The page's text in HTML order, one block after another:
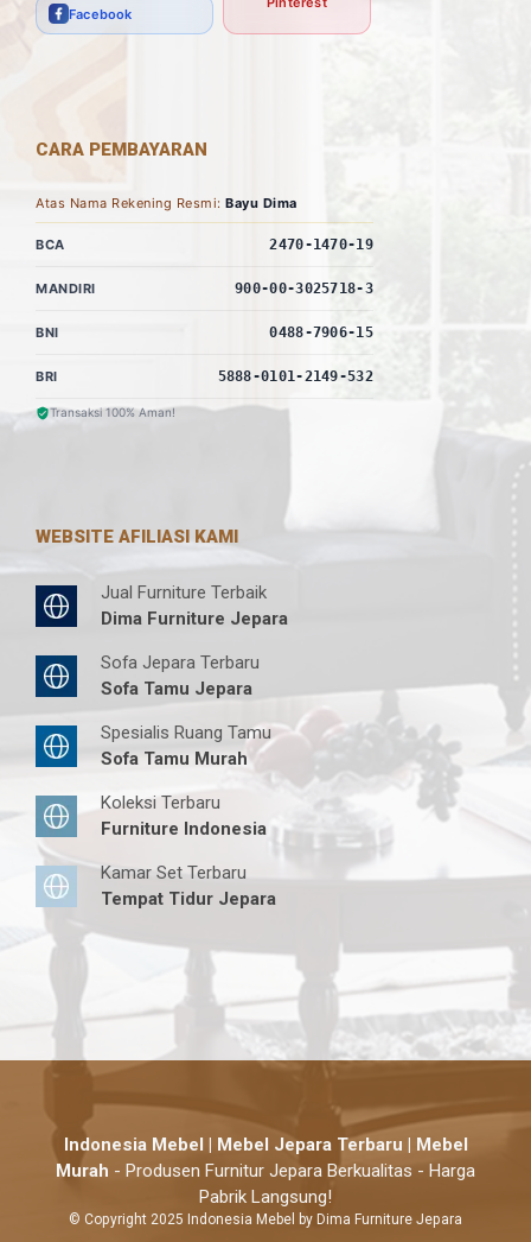
Facebook
CARA PEMBAYARAN
Atas Nama Rekening Resmi: Bayu Dima
BCA 2470-1470-19
MANDIRI 900-00-3025718-3
BNI 0488-7906-15
BRI 5888-0101-2149-532
Transaksi 100% Aman!
WEBSITE AFILIASI KAMI
Jual Furniture Terbaik
Dima Furniture Jepara
Sofa Jepara Terbaru
Sofa Tamu Jepara
Spesialis Ruang Tamu
Sofa Tamu Murah
Koleksi Terbaru
Furniture Indonesia
Kamar Set Terbaru
Tempat Tidur Jepara
Indonesia Mebel | Mebel Jepara Terbaru | Mebel
Murah - Produsen Furnitur Jepara Berkualitas - Harga
Pabrik Langsung!
© Copyright 2025 Indonesia Mebel by Dima Furniture Jepara